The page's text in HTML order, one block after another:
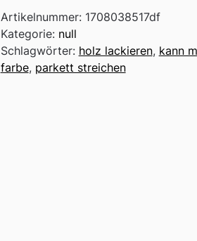
Artikelnummer: 1708038517df
Kategorie: null
Schlagwörter: holz lackieren, kann
farbe, parkett streichen